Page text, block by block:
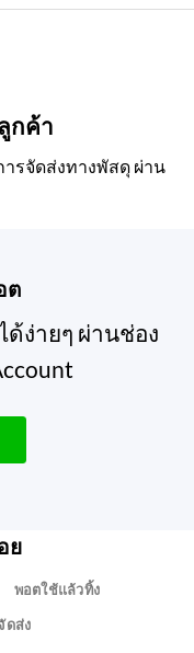
กค้า
รจัดส่งทางพัสดุ ผ่าน
ต
ง่ายๆ ผ่านช่อง
ย
พอตใช้แล้วทิ้ง
ดส่ง